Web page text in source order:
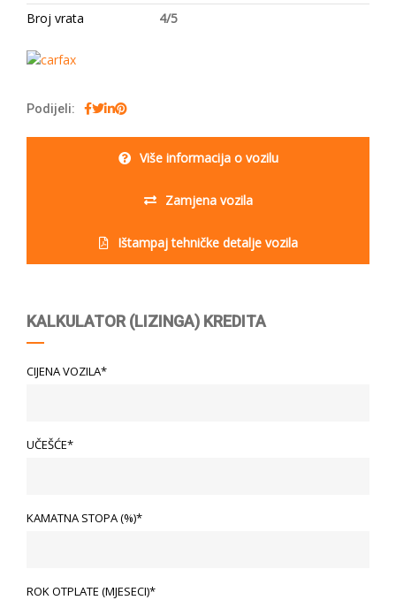
Broj vrata
4/5
Podijeli:
Više informacija o vozilu
Zamjena vozila
Ištampaj tehničke detalje vozila
KALKULATOR (LIZINGA) KREDITA
CIJENA VOZILA*
UČEŠĆE*
KAMATNA STOPA (%)*
ROK OTPLATE (MJESECI)*